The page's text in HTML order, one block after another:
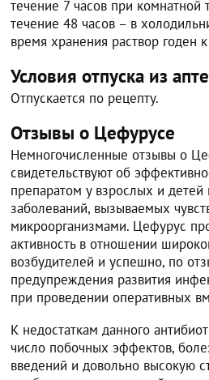
течение 7 часов при комнатной
течение 48 часов – в
время хранения раствор годен
Условия отпуска из
Отпускается по рецепту.
Отзывы о Цефурусе
Немногочисленные отзывы о
свидетельствуют об
препаратом у взрослых и
заболеваний, вызываемых
микроорганизмами. Цефурус
активность в отношении
возбудителей и успешно, по
предупреждения развития
при проведении оперативных
К недостаткам данного
число побочных эффектов,
введений и довольно высокую